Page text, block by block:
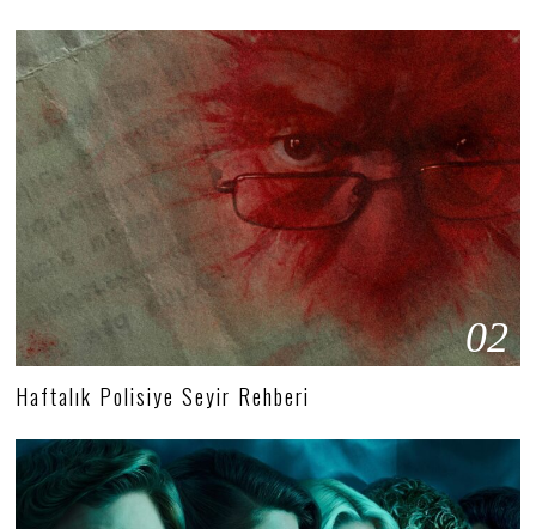
02
Haftalık Polisiye Seyir Rehberi